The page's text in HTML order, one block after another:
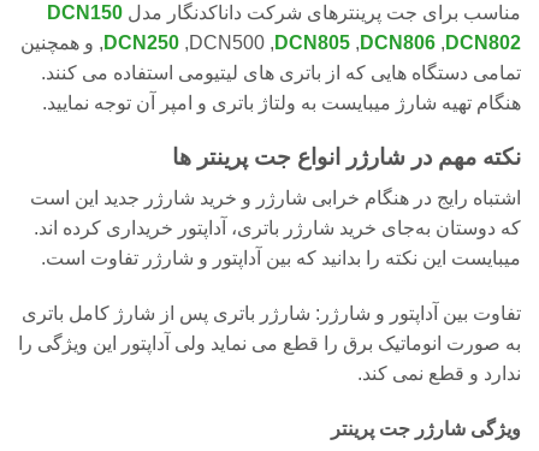
مناسب برای جت پرینترهای شرکت داناکدنگار مدل DCN150
,DCN250 ,DCN500 ,DCN805 ,DCN806 ,DCN802
و همچنین
تمامی دستگاه هایی که از باتری های لیتیومی استفاده می کنند.
هنگام تهیه شارژ میبایست به ولتاژ باتری و امپر آن توجه نمایید.
نکته مهم در شارژر انواع جت پرینتر ها
اشتباه رایج در هنگام خرابی شارژر و خرید شارژر جدید این است
که دوستان به‌جای خرید شارژر باتری، آداپتور خریداری کرده اند.
میبایست این نکته را بدانید که بین آداپتور و شارژر تفاوت است.
تفاوت بین آداپتور و شارژر: شارژر باتری پس از شارژ کامل باتری
به صورت انوماتیک برق را قطع می نماید ولی آداپتور این ویژگی را
ندارد و قطع نمی کند.
ویژگی شارژر جت پرینتر